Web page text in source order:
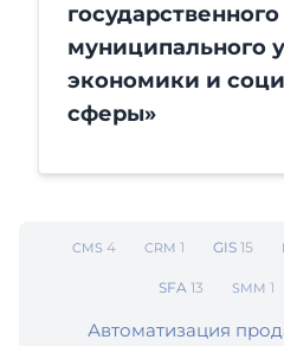
муниципального
экономики и
сферы»
CMS 4 CRM 1 GIS 15
SFA 13 SMM 1
Автоматизация